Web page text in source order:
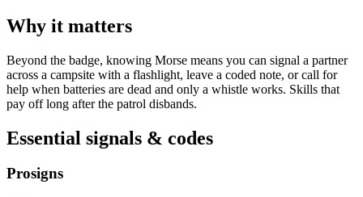
Why it matters
Beyond the badge, knowing Morse means you can signal a partner
across a campsite with a flashlight, leave a coded note, or call for
help when batteries are dead and only a whistle works. Skills that
pay off long after the patrol disbands.
Essential signals & codes
Prosigns